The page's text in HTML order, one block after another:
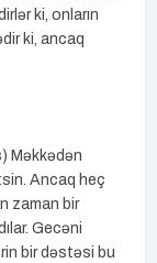
ki, onların
ki, ancaq
Məkkədən
Ancaq heç
zaman bir
Gecəni
bir dəstəsi bu